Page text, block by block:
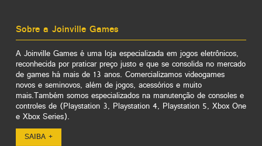
Sobre a Joinville Games
A Joinville Games é uma loja especializada em jogos eletrônicos,
reconhecida por praticar preço justo e que se consolida no mercado
de games há mais de 13 anos. Comercializamos videogames
novos e seminovos, além de jogos, acessórios e muito
mais.Também somos especializados na manutenção de consoles e
controles de (Playstation 3, Playstation 4, Playstation 5, Xbox One
e Xbox Series).
SAIBA +